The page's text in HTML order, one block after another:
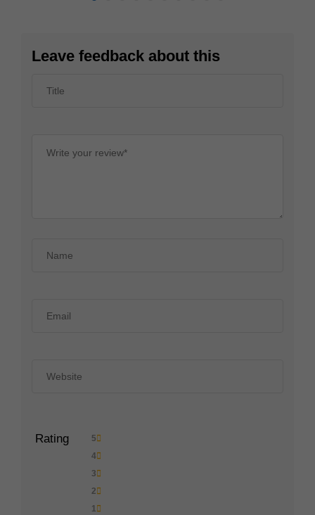
Leave feedback about this
Rating
5
4
3
2
1